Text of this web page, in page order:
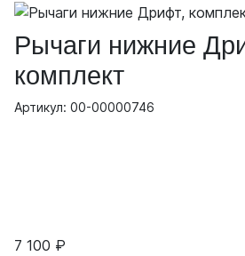
Рычаги нижние
комплект
Артикул: 00-00000746
7 100 ₽